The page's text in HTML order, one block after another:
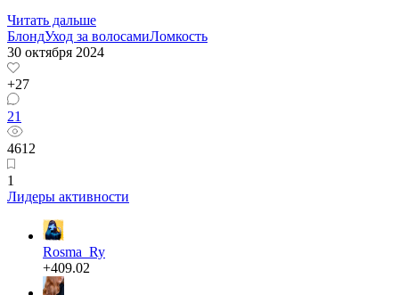
Читать дальше
БлондУход за волосамиЛомкость
30 октября 2024
+27
21
4612
1
Лидеры активности
Rosma_Ry
+409.02